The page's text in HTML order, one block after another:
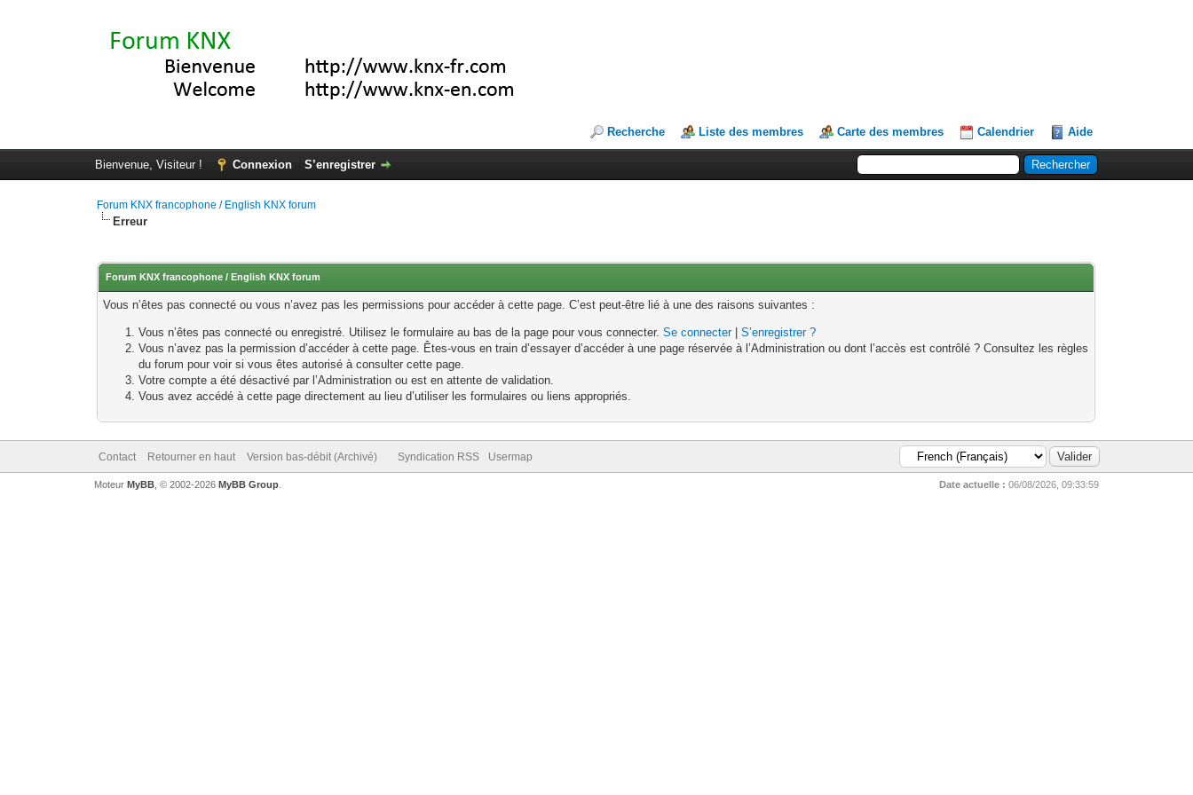
Recherche Liste des membres Carte des membres Calendrier Aide
Bienvenue, Visiteur ! Connexion S’enregistrer
Forum KNX francophone / English KNX forum
Erreur
Forum KNX francophone / English KNX forum
Vous n’êtes pas connecté ou vous n’avez pas les permissions pour accéder à cette page. C’est peut-être lié à une des raisons suivantes :
Vous n’êtes pas connecté ou enregistré. Utilisez le formulaire au bas de la page pour vous connecter.Se connecter|S’enregistrer ?
Vous n’avez pas la permission d’accéder à cette page. Êtes-vous en train d’essayer d’accéder à une page réservée à l’Administration ou dont l’accès est contrôlé ? Consultez les règles
du forum pour voir si vous êtes autorisé à consulter cette page.
Votre compte a été désactivé par l’Administration ou est en attente de validation.
Vous avez accédé à cette page directement au lieu d’utiliser les formulaires ou liens appropriés.
Contact Retourner en haut Version bas-débit (Archivé) Syndication RSS Usermap
Date actuelle : 06/08/2026, 09:33:59
Moteur MyBB, © 2002-2026 MyBB Group.